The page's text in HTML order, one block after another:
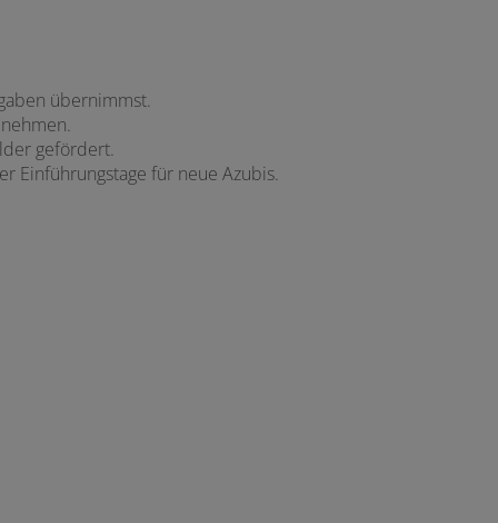
übernimmst.
gefördert.
Einführungstage für neue Azubis.